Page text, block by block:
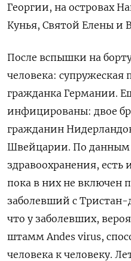
Георгии, на островах
Кунья, Святой Елены и
После вспышки на
человека: супружеская
гражданка Германии.
инфицированы: двое
гражданин
Швейцарии. По данным
здравоохранения,
пока в них не включен
заболевший с
что у заболевших,
штамм Andes virus,
человека к человеку.